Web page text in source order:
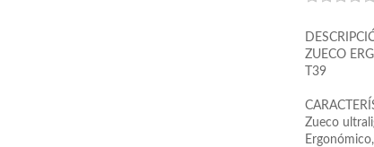
ZUECO
T39
Zueco